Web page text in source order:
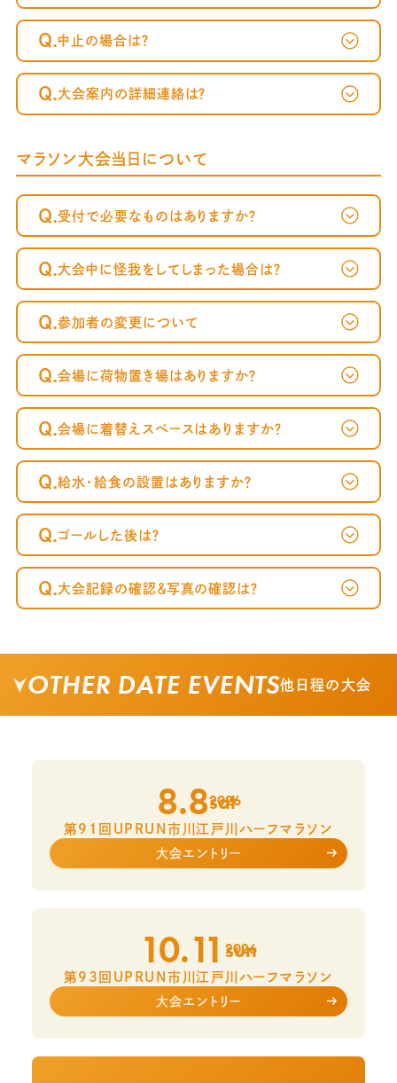
Q.中止の場合は？
Q.大会案内の詳細連絡は？
マラソン大会当日について
Q.受付で必要なものはありますか？
Q.大会中に怪我をしてしまった場合は？
Q.参加者の変更について
Q.会場に荷物置き場はありますか？
Q.会場に着替えスペースはありますか？
Q.給水・給食の設置はありますか？
Q.ゴールした後は？
Q.大会記録の確認＆写真の確認は？
OTHER DATE EVENTS他日程の大会
8.82026
sat
第91回UPRUN市川江戸川ハーフマラソン
大会エントリー
10.11 2026
sun
第93回UPRUN市川江戸川ハーフマラソン
大会エントリー